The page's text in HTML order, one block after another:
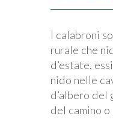
I calabroni
rurale che
d’estate,
nido nelle
d’albero del
del camino